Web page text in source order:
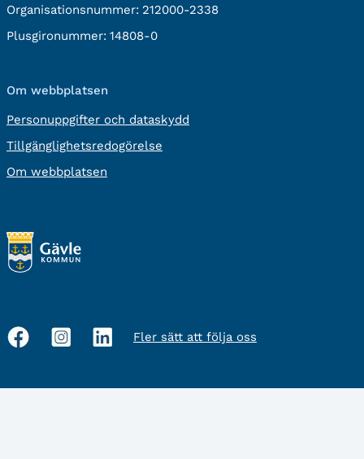
Organisationsnummer: 212000-2338
Plusgironummer: 14808-0
Om webbplatsen
Personuppgifter och dataskydd
Tillgänglighetsredogörelse
Om webbplatsen
Sociala
Fler sätt att följa oss